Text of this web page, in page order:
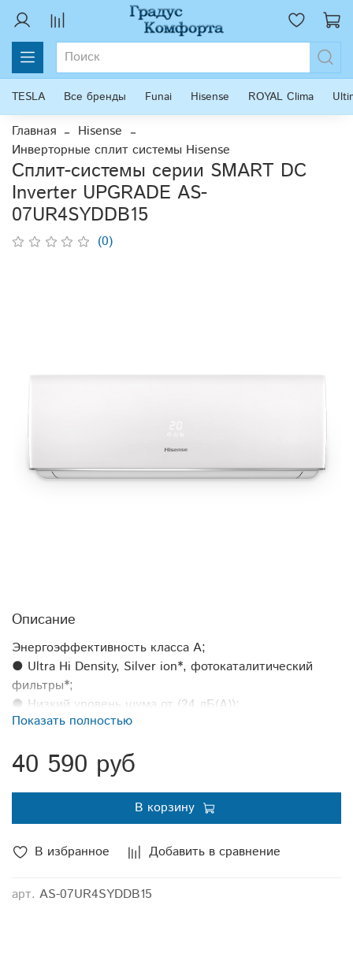
TESLA Все бренды Funai Hisense ROYAL Clima
Главная
Hisense
Инверторные сплит системы Hisense
Cплит-системы серии SMART DC
Inverter UPGRADE AS-
07UR4SYDDB15
(0)
В избранное Добавить в сравнение
арт. AS-07UR4SYDDB15
Описание
Энергоэффективность класса А;
● Ultra Hi Density, Silver ion*, фотокаталитический
фильтры*;
● Низкий уровень шума от (24 дБ(А));
● 5 скоростей вентилятора внутреннего блока;
горизонтальные жалюзи);
● Индикация утечки хладагента;
● Режимы Sleep, Smart, Super, Dimmer, функция I
● Защитная накладка на вентили внешнего блока;
правое);
Показать полностью
40 590 руб
В корзину